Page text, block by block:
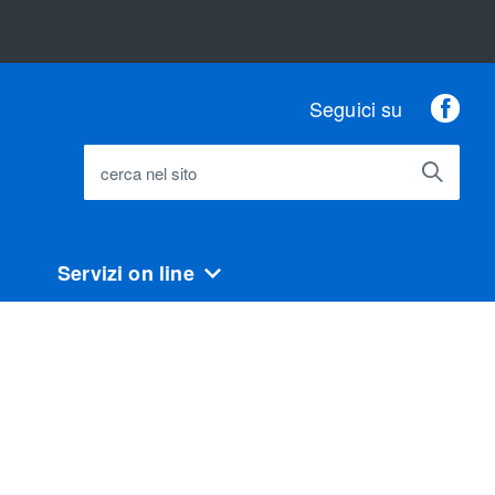
Seguici su
cerca nel sito
Servizi on line